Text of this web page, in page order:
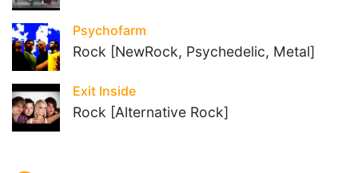
Psychofarm
Rock [NewRock, Psychedelic, Metal]
Exit Inside
Rock [Alternative Rock]